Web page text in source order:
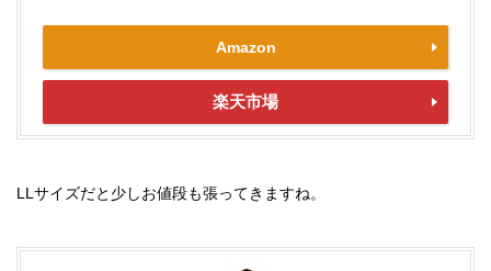
Amazon
楽天市場
LLサイズだと少しお値段も張ってきますね。